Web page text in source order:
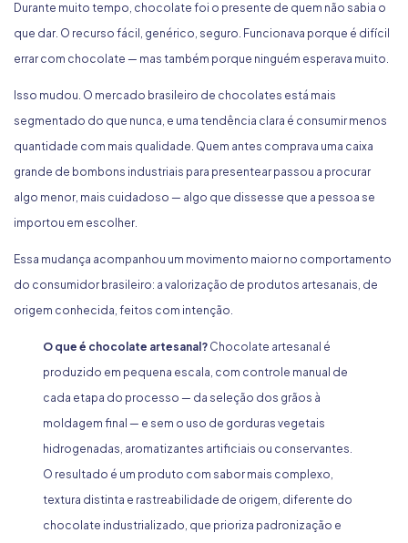
Durante muito tempo, chocolate foi o presente de quem não sabia o
que dar. O recurso fácil, genérico, seguro. Funcionava porque é difícil
errar com chocolate — mas também porque ninguém esperava muito.
Isso mudou. O mercado brasileiro de chocolates está mais
segmentado do que nunca, e uma tendência clara é consumir menos
quantidade com mais qualidade. Quem antes comprava uma caixa
grande de bombons industriais para presentear passou a procurar
algo menor, mais cuidadoso — algo que dissesse que a pessoa se
importou em escolher.
Essa mudança acompanhou um movimento maior no comportamento
do consumidor brasileiro: a valorização de produtos artesanais, de
origem conhecida, feitos com intenção.
O que é chocolate artesanal? Chocolate artesanal é
produzido em pequena escala, com controle manual de
cada etapa do processo — da seleção dos grãos à
moldagem final — e sem o uso de gorduras vegetais
hidrogenadas, aromatizantes artificiais ou conservantes.
O resultado é um produto com sabor mais complexo,
textura distinta e rastreabilidade de origem, diferente do
chocolate industrializado, que prioriza padronização e